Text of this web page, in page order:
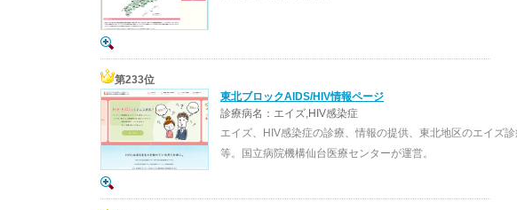
第233位
東北ブロックAIDS/HIV情報ページ
診療病名：エイズ,HIV感染症
エイズ、HIV感染症の診療、情報の提供、東北地区のエイズ
等。国立病院機構仙台医療センターが運営。